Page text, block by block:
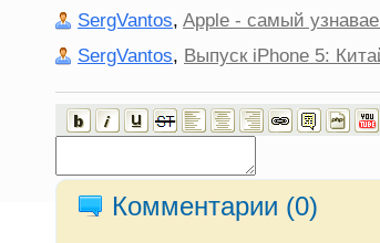
SergVantos, Apple - самый
SergVantos, Выпуск iPhone 5:
Комментарии (0)